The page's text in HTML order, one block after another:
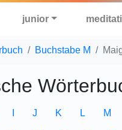
junior
Buchstabe M
J K L M